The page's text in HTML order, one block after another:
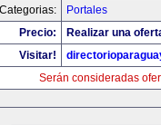
Categorias:
Portales
Precio:
Realizar una
Visitar!
Serán consideradas